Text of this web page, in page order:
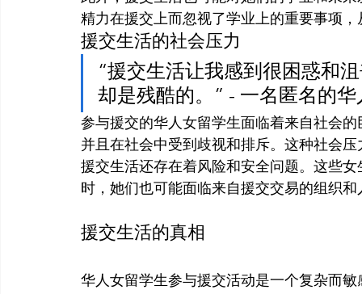
精力在援交上而忽视了学业上的重要事项
援交生活的社会压力
“援交生活让我感到很困惑和
却是残酷的。” - 一名匿名的
参与援交的华人女留学生面临着来自社会
并且在社会中受到歧视和排斥。这种社会
援交生活还存在着风险和安全问题。这些
时，她们也可能面临来自援交交易的组织
援交生活的真相
华人女留学生参与援交活动是一个复杂而